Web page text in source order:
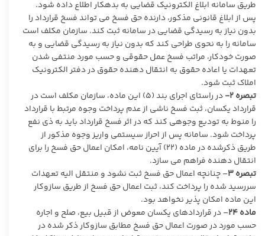
طریق سامانه ابلاغ الکترونیک قضایی به بدهکار اطلاع داده شود.
پس از ابلاغ قانونی مذکور، دارنده حق فسخ می تواند فسخ قرارداد را
بدون نیاز به رسیدگی قضایی در سامانه ثبت کند. سازمان مکلف است
سامانه را به نحوی طراحی کند که بدون نیاز به رسیدگی قضایی و به
صورت خودکار، مراتب فسخ عمل حقوقی و حسب مورد منتفی شدن
تعهدات یا اعاده حقوق به انتقال دهنده حقوق در دفتر الکترونیک
املاک ثبت شود.
تبصره ۲-
در راستای اجرای بند (۵) این ماده، سازمان مکلف است در
قرارداد یکسان، ثبت فسخ ناشی از عدم پرداخت وجوه مرتبط با قرارداد
را منوط به تودیع وجوهی کند که در اثر فسخ قرارداد باید به ذی نفع
پرداخت شود. سامانه پس از احراز سیستمی واریز وجوه مذکور از
طریق ذکرشده در ماده (۲۲) آیین نامه، امکان اعمال حق فسخ را برای
انتقال دهنده فراهم می سازد.
تبصره ۳
– چنانچه اعمال حق فسخ ثبت نشود و منتقل الیه تعهدات
سررسید شده را پرداخت کند، ثبت اعمال حق فسخ از طریق سازوکار
این ماده امکان پذیر نخواهد بود.
ماده۲۴– در قراردادهای یکسان معوض از قبیل بیع، صلح و اجاره
حسب مورد در صورت اعمال حق فسخ مطابق سازوکار ذکر شده در